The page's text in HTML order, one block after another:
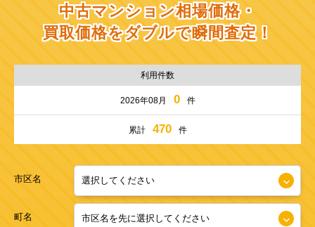
中古マンション相場価格・
買取価格をダブルで瞬間査定！
利用件数
2026年08月 0 件
累計 470 件
市区名
町名